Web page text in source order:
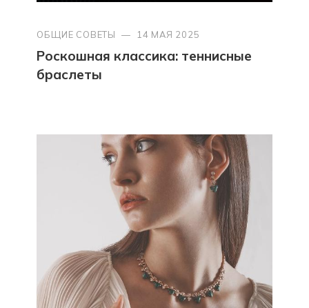
ОБЩИЕ СОВЕТЫ — 14 МАЯ 2025
Роскошная классика: теннисные
браслеты